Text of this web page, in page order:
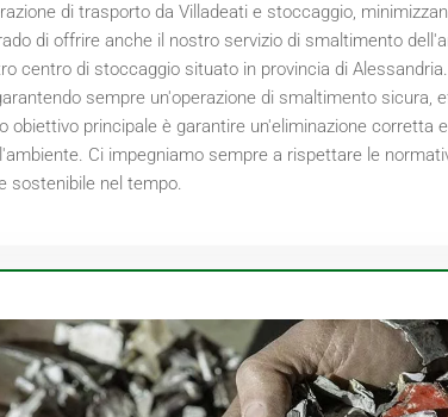
di trasporto da Villadeati e stoccaggio,
di offrire anche il nostro servizio di smaltimento
centro di stoccaggio situato in provincia di
sempre un'operazione di smaltimento sicura,
obiettivo principale è garantire un'eliminazione corretta
Ci impegniamo sempre a rispettare le
sostenibile nel tempo.